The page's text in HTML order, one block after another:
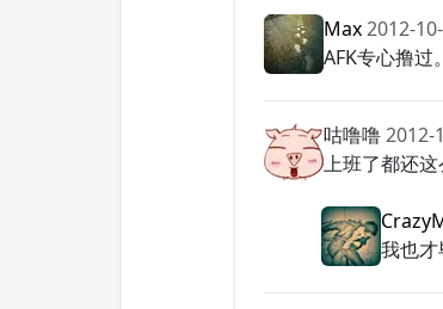
Max2012-
AFK专心撸
咕噜噜2012-
上班了都还
我也